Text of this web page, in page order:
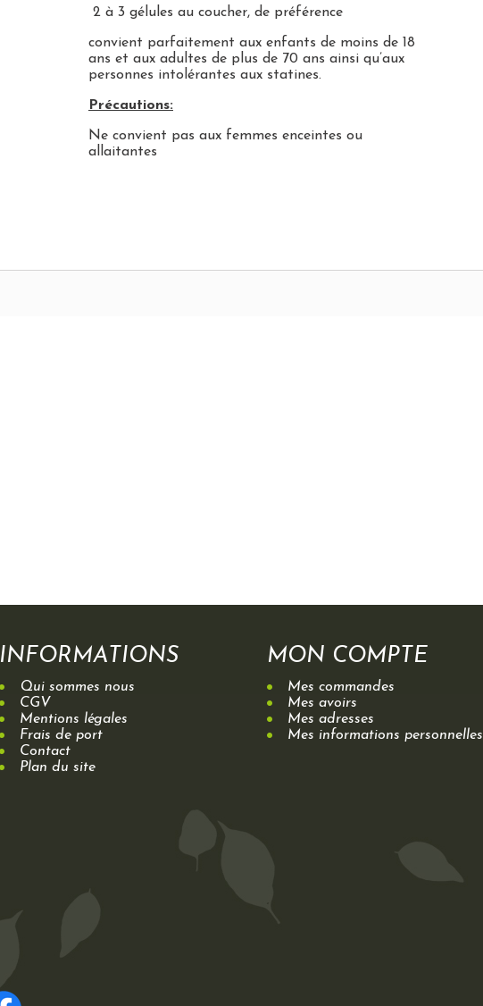
2 à 3 gélules au coucher, de préférence
convient parfaitement aux enfants de moins de 18
ans et aux adultes de plus de 70 ans ainsi qu’aux
personnes intolérantes aux statines.
Précautions:
Ne convient pas aux femmes enceintes ou
allaitantes
INFORMATIONS
Qui sommes nous
CGV
Mentions légales
Frais de port
Contact
Plan du site
MON COMPTE
Mes commandes
Mes avoirs
Mes adresses
Mes informations personnelles